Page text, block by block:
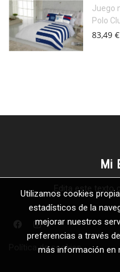
Juego
Polo
83,49 €
Mi
Edita este texto
Política de cookies
Utilizamos cookies
estadísticos de la
mejorar nuestros
preferencias a través
más información en